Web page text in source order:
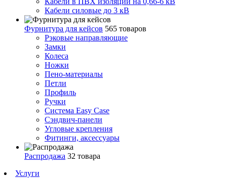
Кабели силовые до 3 кВ
Фурнитура для кейсов 565 товаров
Рэковые направляющие
Замки
Колеса
Ножки
Пено-материалы
Петли
Профиль
Ручки
Система Easy Case
Сэндвич-панели
Угловые крепления
Фитинги, аксессуары
Распродажа 32 товара
Услуги